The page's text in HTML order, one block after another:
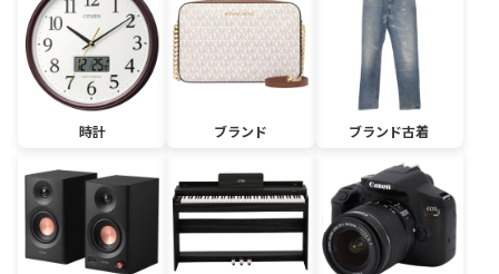
時計 ブランド ブランド古着